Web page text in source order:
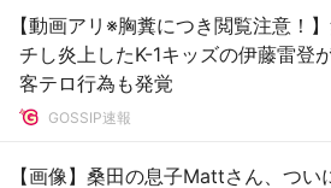
【動画アリ※胸糞につき閲覧注意！
チし炎上したK-1キッズの伊藤雷登
客テロ行為も発覚
GOSSIP速報
【画像】桑田の息子Mattさん、つ